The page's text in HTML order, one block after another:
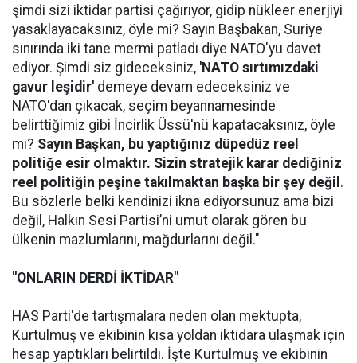
şimdi sizi iktidar partisi çağırıyor, gidip nükleer enerjiyi
yasaklayacaksınız, öyle mi? Sayın Başbakan, Suriye
sınırında iki tane mermi patladı diye NATO'yu davet
ediyor. Şimdi siz gideceksiniz, 'NATO sırtımızdaki
gavur leşidir' demeye devam edeceksiniz ve
NATO'dan çıkacak, seçim beyannamesinde
belirttiğimiz gibi İncirlik Üssü'nü kapatacaksınız, öyle
mi? Sayın Başkan, bu yaptığınız düpedüz reel
politiğe esir olmaktır. Sizin stratejik karar dediğiniz
reel politiğin peşine takılmaktan başka bir şey değil .
Bu sözlerle belki kendinizi ikna ediyorsunuz ama bizi
değil, Halkın Sesi Partisi’ni umut olarak gören bu
ülkenin mazlumlarını, mağdurlarını değil."
"ONLARIN DERDİ İKTİDAR"
HAS Parti'de tartışmalara neden olan mektupta,
Kurtulmuş ve ekibinin kısa yoldan iktidara ulaşmak için
hesap yaptıkları belirtildi. İşte Kurtulmuş ve ekibinin